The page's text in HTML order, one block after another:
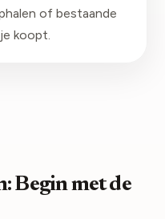
of bestaande
koopt.
Begin met de